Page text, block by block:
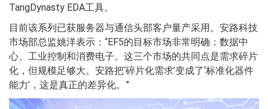
TangDynasty EDA工具。
目前该系列已获服务器与通信头部客户量产采用。安路科技
市场部总监姚洋表示：“EF5的目标市场非常明确：数据中
心、工业控制和消费电子。这三个市场的共同点是需求碎片
化，但规模足够大。安路把‘碎片化需求’变成了‘标准化器件
能力’，这是真正的差异化。”